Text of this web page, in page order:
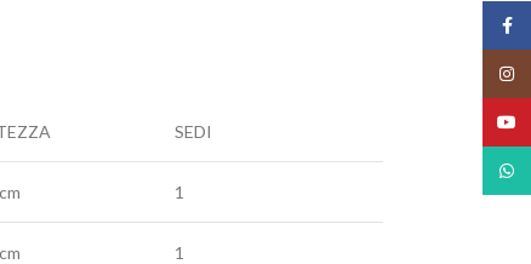
SEDI
1
1